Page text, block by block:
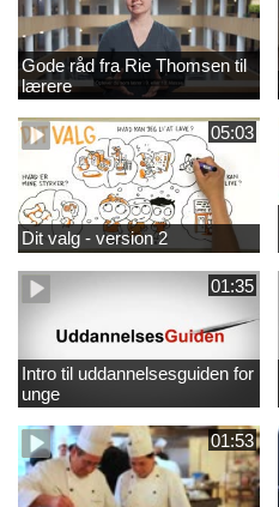
Gode råd fra Rie Thomsen til
lærere
05:03
Dit valg - version 2
01:35
Intro til uddannelsesguiden for
unge
01:53